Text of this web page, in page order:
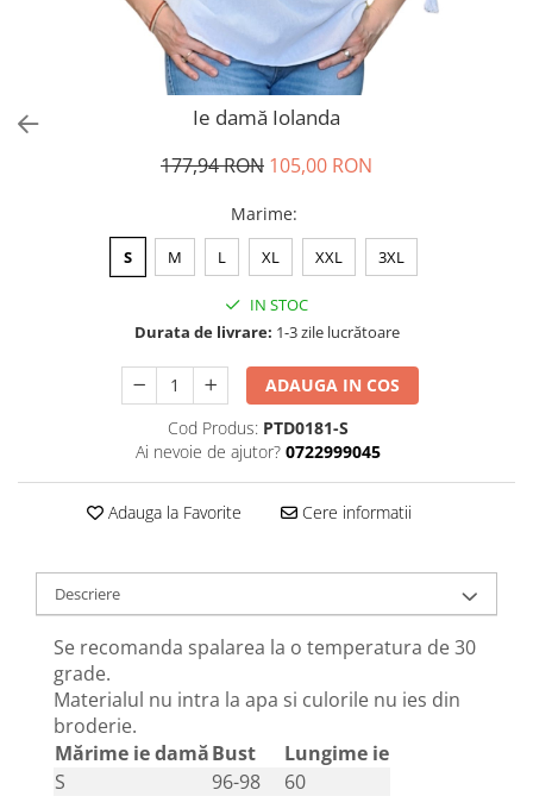
Ie damă Iolanda
177,94 RON 105,00 RON
Marime:
S M L XL XXL 3XL
IN STOC
Durata de livrare: 1-3 zile lucrătoare
ADAUGA IN COS
Cod Produs: PTD0181-S
Ai nevoie de ajutor? 0722999045
Adauga la Favorite Cere informatii
Descriere
Se recomanda spalarea la o temperatura de 30
grade.
Materialul nu intra la apa si culorile nu ies din
broderie.
Mărime ie damăBust
Lungime ie
S
96-98
60